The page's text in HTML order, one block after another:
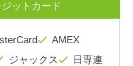
ットカード
AMEX
ジャックス
日専連